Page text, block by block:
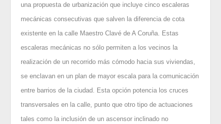
una propuesta de urbanización que incluye cinco escaleras
mecánicas consecutivas que salven la diferencia de cota
existente en la calle Maestro Clavé de A Coruña. Estas
escaleras mecánicas no sólo permiten a los vecinos la
realización de un recorrido más cómodo hacia sus viviendas,
se enclavan en un plan de mayor escala para la comunicación
entre barrios de la ciudad. Esta opción potencia los cruces
transversales en la calle, punto que otro tipo de actuaciones
tales como la inclusión de un ascensor inclinado no